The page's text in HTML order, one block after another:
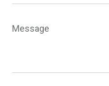
Message
*